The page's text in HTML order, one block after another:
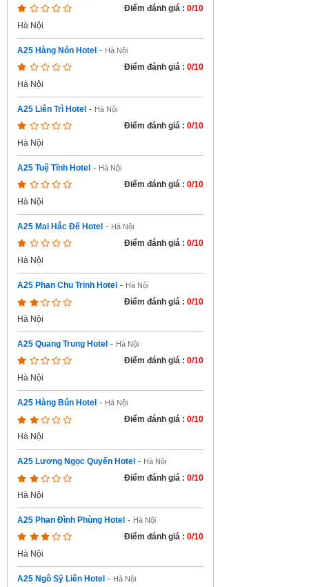
Điểm đánh giá : 0/10
Hà Nội
A25 Hàng Nón Hotel - Hà Nội
Điểm đánh giá : 0/10
Hà Nội
A25 Liên Trì Hotel - Hà Nội
Điểm đánh giá : 0/10
Hà Nội
A25 Tuệ Tĩnh Hotel - Hà Nội
Điểm đánh giá : 0/10
Hà Nội
A25 Mai Hắc Đế Hotel - Hà Nội
Điểm đánh giá : 0/10
Hà Nội
A25 Phan Chu Trinh Hotel - Hà Nội
Điểm đánh giá : 0/10
Hà Nội
A25 Quang Trung Hotel - Hà Nội
Điểm đánh giá : 0/10
Hà Nội
A25 Hàng Bún Hotel - Hà Nội
Điểm đánh giá : 0/10
Hà Nội
A25 Lương Ngọc Quyến Hotel - Hà Nội
Điểm đánh giá : 0/10
Hà Nội
A25 Phan Đình Phùng Hotel - Hà Nội
Điểm đánh giá : 0/10
Hà Nội
A25 Ngô Sỹ Liên Hotel - Hà Nội